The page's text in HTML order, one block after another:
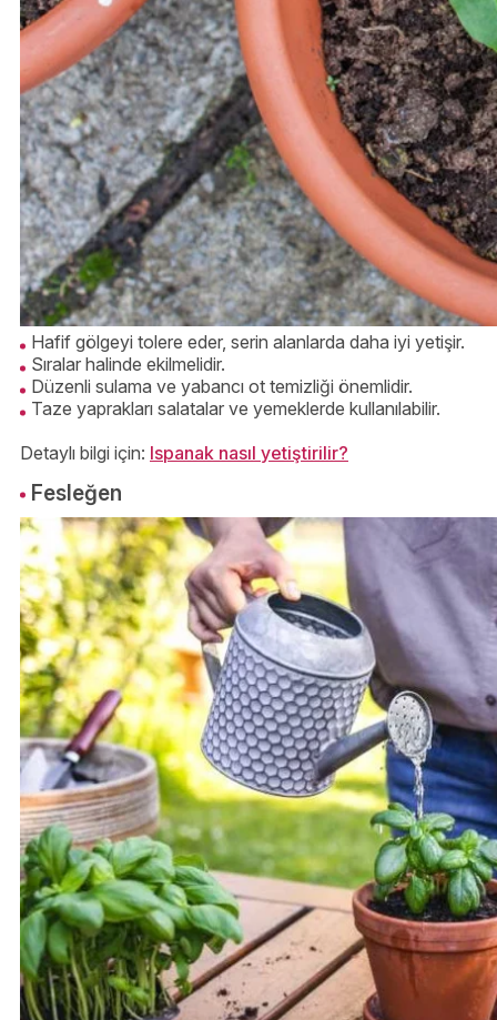
Hafif gölgeyi tolere eder, serin alanlarda daha iyi yetişir.
Sıralar halinde ekilmelidir.
Düzenli sulama ve yabancı ot temizliği önemlidir.
Taze yaprakları salatalar ve yemeklerde kullanılabilir.
Detaylı bilgi için: Ispanak nasıl yetiştirilir?
Fesleğen